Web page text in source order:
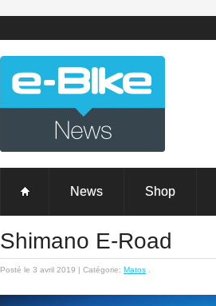
News Shop
Shimano E-Road
Posté le 3 avril 2019 | Catégorie: Matos